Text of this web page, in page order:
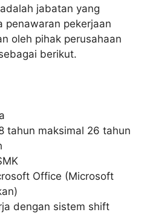
jabatan yang
penawaran pekerjaan
oleh pihak perusahaan
berikut.
tahun maksimal 26 tahun
Office (Microsoft
dengan sistem shift